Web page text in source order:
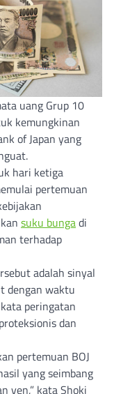
uang Grup 10
kemungkinan
of Japan yang
hari ketiga
pertemuan
suku bungadi
terhadap
adalah sinyal
dengan waktu
peringatan
dan
pertemuan BOJ
yang seimbang
yen,” kata Shoki